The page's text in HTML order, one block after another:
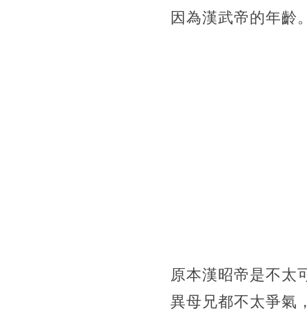
因為漢武帝的年齡。
原本漢昭帝是不太
異母兄都不太爭氣